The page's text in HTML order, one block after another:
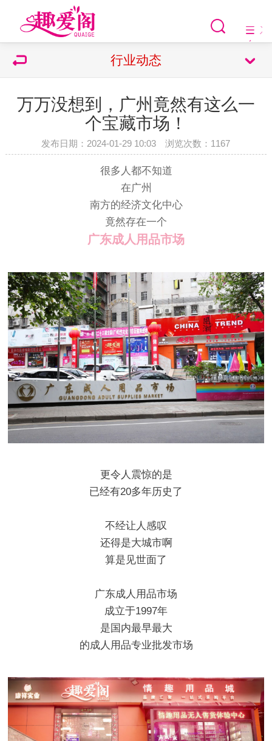
行业动态
万万没想到，广州竟然有这么一
个宝藏市场！
发布日期：2024-01-29 10:03 浏览次数： 1167
很多人都不知道
在广州
南方的经济文化中心
竟然存在一个
广东成人用品市场
更令人震惊的是
已经有20多年历史了
不经让人感叹
还得是大城市啊
算是见世面了
广东成人用品市场
成立于1997年
是国内最早最大
的成人用品专业批发市场